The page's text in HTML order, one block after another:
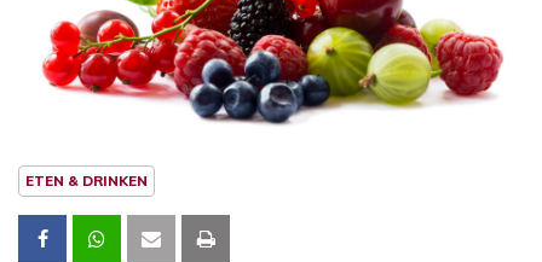
ETEN & DRINKEN